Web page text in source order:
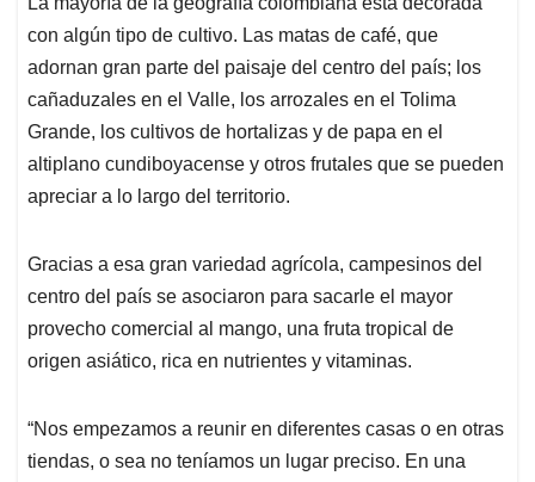
s
A
p
p
b
o
o
k
e
d
I
n
l
a
d
s
con algún tipo de cultivo. Las matas de café, que
adornan gran parte del paisaje del centro del país; los
cañaduzales en el Valle, los arrozales en el Tolima
Grande, los cultivos de hortalizas y de papa en el
altiplano cundiboyacense y otros frutales que se pueden
apreciar a lo largo del territorio.
Gracias a esa gran variedad agrícola, campesinos del
centro del país se asociaron para sacarle el mayor
provecho comercial al mango, una fruta tropical de
origen asiático, rica en nutrientes y vitaminas.
“Nos empezamos a reunir en diferentes casas o en otras
tiendas, o sea no teníamos un lugar preciso. En una